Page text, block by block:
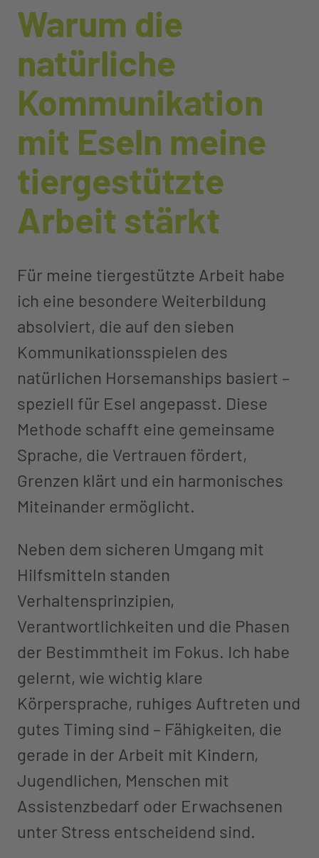
Warum die
natürliche
Kommunikation
mit Eseln meine
tiergestützte
Arbeit stärkt
Für meine tiergestützte Arbeit habe
ich eine besondere Weiterbildung
absolviert, die auf den sieben
Kommunikationsspielen des
natürlichen Horsemanships basiert –
speziell für Esel angepasst. Diese
Methode schafft eine gemeinsame
Sprache, die Vertrauen fördert,
Grenzen klärt und ein harmonisches
Miteinander ermöglicht.
Neben dem sicheren Umgang mit
Hilfsmitteln standen
Verhaltensprinzipien,
Verantwortlichkeiten und die Phasen
der Bestimmtheit im Fokus. Ich habe
gelernt, wie wichtig klare
Körpersprache, ruhiges Auftreten und
gutes Timing sind – Fähigkeiten, die
gerade in der Arbeit mit Kindern,
Jugendlichen, Menschen mit
Assistenzbedarf oder Erwachsenen
unter Stress entscheidend sind.